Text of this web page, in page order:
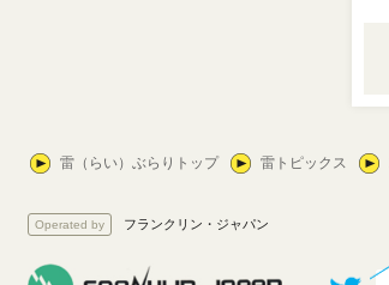
雷（らい）ぶらりトップ 雷トピックス
Operated by フランクリン・ジャパン